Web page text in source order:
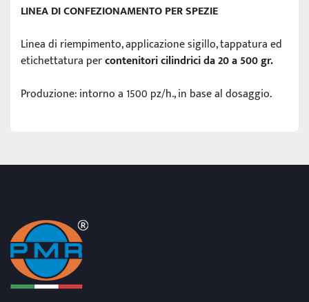
LINEA DI CONFEZIONAMENTO PER SPEZIE
Linea di riempimento, applicazione sigillo, tappatura ed
etichettatura per contenitori cilindrici da 20 a 500 gr.
Produzione: intorno a 1500 pz/h., in base al dosaggio.